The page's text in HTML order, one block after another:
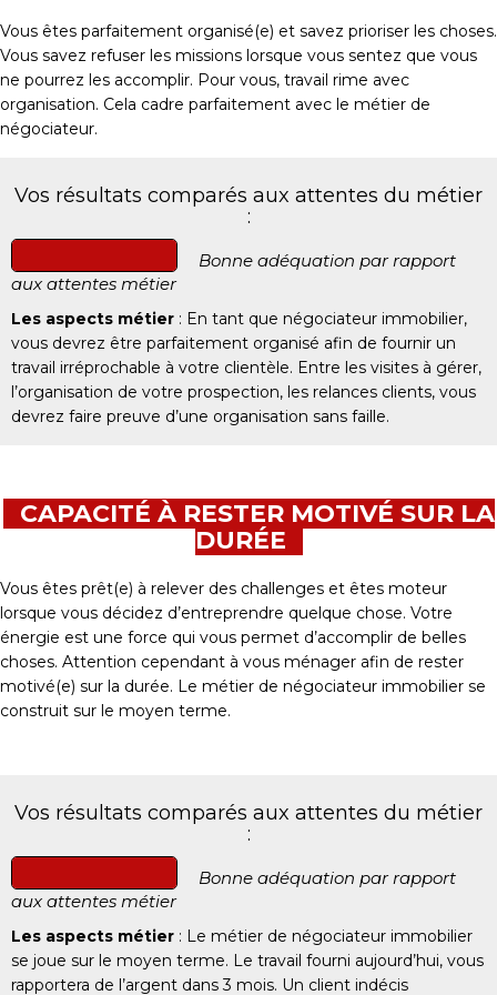
Vous êtes parfaitement organisé(e) et savez prioriser les choses.
Vous savez refuser les missions lorsque vous sentez que vous
ne pourrez les accomplir. Pour vous, travail rime avec
organisation. Cela cadre parfaitement avec le métier de
négociateur.
Vos résultats comparés aux attentes du métier
:
Bonne adéquation par rapport
aux attentes métier
Les aspects métier : En tant que négociateur immobilier,
vous devrez être parfaitement organisé afin de fournir un
travail irréprochable à votre clientèle. Entre les visites à gérer,
l’organisation de votre prospection, les relances clients, vous
devrez faire preuve d’une organisation sans faille.
CAPACITÉ À RESTER MOTIVÉ SUR LA
DURÉE
Vous êtes prêt(e) à relever des challenges et êtes moteur
lorsque vous décidez d’entreprendre quelque chose. Votre
énergie est une force qui vous permet d’accomplir de belles
choses. Attention cependant à vous ménager afin de rester
motivé(e) sur la durée. Le métier de négociateur immobilier se
construit sur le moyen terme.
Vos résultats comparés aux attentes du métier
:
Bonne adéquation par rapport
aux attentes métier
Les aspects métier : Le métier de négociateur immobilier
se joue sur le moyen terme. Le travail fourni aujourd’hui, vous
rapportera de l’argent dans 3 mois. Un client indécis